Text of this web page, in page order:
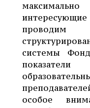
системы
особое